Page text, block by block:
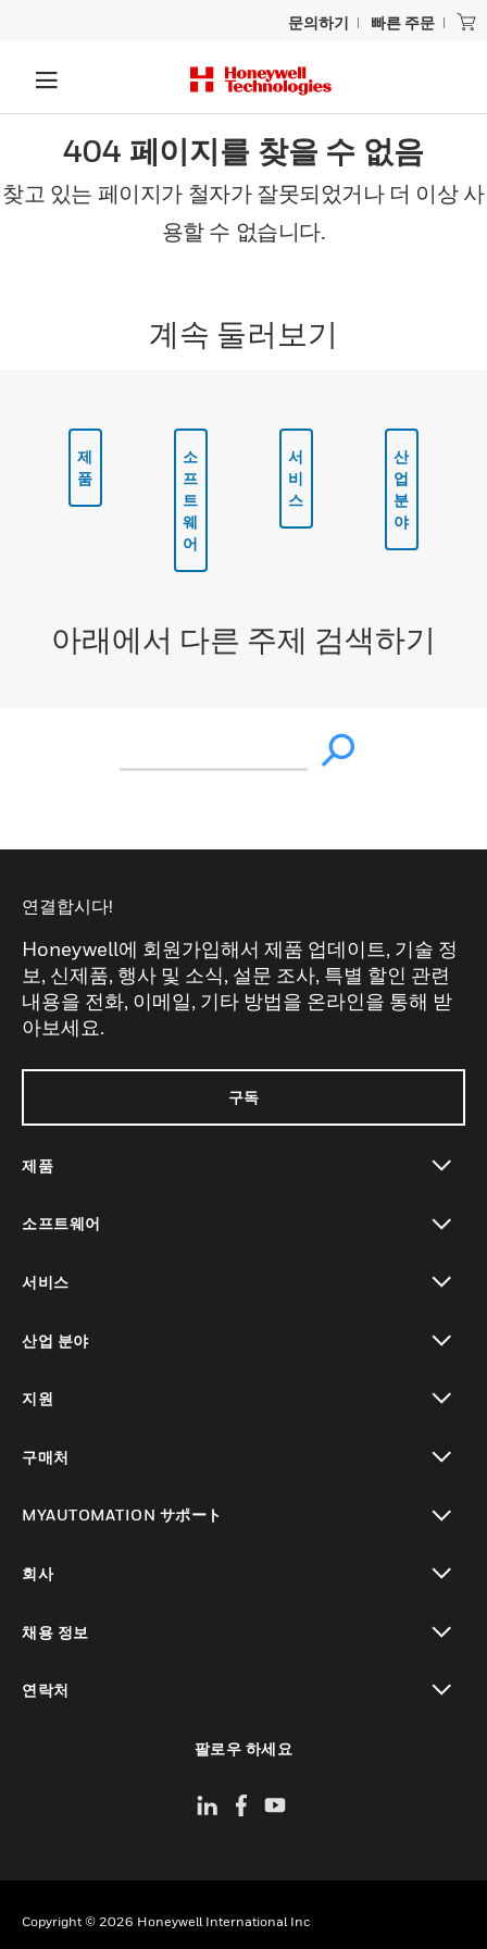
문의하기 빠른 주문
404 페이지를 찾을 수 없음
찾고 있는 페이지가 철자가 잘못되었거나 더 이상 사
용할 수 없습니다.
계속 둘러보기
제
품
소
프
트
웨
어
서
비
스
산
업
분
야
아래에서 다른 주제 검색하기
연결합시다!
Honeywell에 회원가입해서 제품 업데이트, 기술 정
보, 신제품, 행사 및 소식, 설문 조사, 특별 할인 관련
내용을 전화, 이메일, 기타 방법을 온라인을 통해 받
아보세요.
구독
제품
소프트웨어
서비스
산업 분야
지원
구매처
MYAUTOMATION サポート
회사
채용 정보
연락처
팔로우 하세요
Copyright © 2026 Honeywell International Inc